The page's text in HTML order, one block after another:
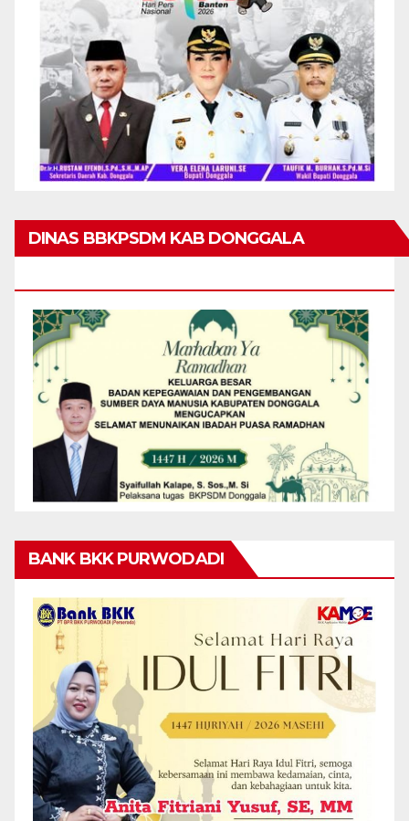
DINAS BBKPSDM KAB DONGGALA
BANK BKK PURWODADI